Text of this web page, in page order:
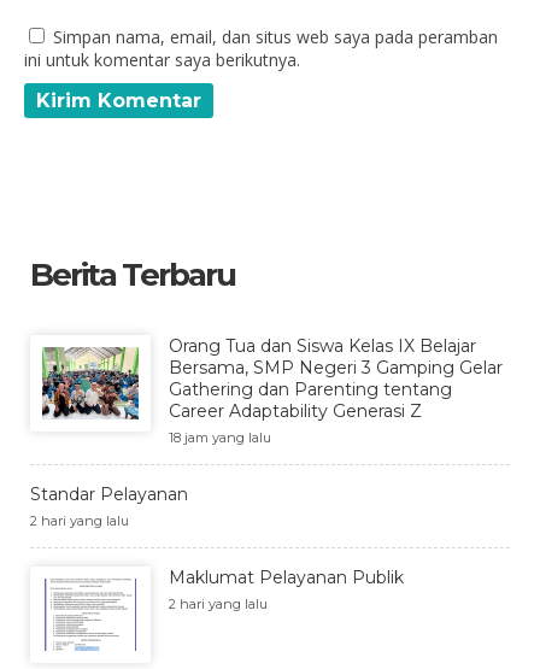
Simpan nama, email, dan situs web saya pada peramban
ini untuk komentar saya berikutnya.
Berita Terbaru
Orang Tua dan Siswa Kelas IX Belajar
Bersama, SMP Negeri 3 Gamping Gelar
Gathering dan Parenting tentang
Career Adaptability Generasi Z
18 jam yang lalu
Standar Pelayanan
2 hari yang lalu
Maklumat Pelayanan Publik
2 hari yang lalu